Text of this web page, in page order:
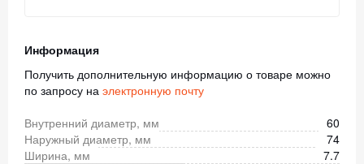
Информация
Получить дополнительную информацию о товаре можно
по запросу на электронную почту
Внутренний диаметр, мм
60
Наружный диаметр, мм
74
Ширина, мм
7.7